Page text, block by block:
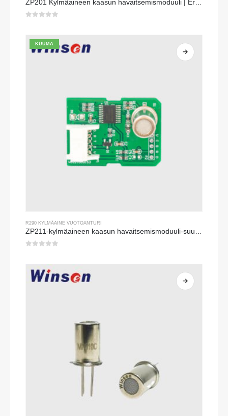
ZP201 Kylmäaineen kaasun havaitsemismoduuli | Erittäin herkkä R32-vuotoanturi
KUUMA
R290 KYLMÄAINE VUOTOANTURI